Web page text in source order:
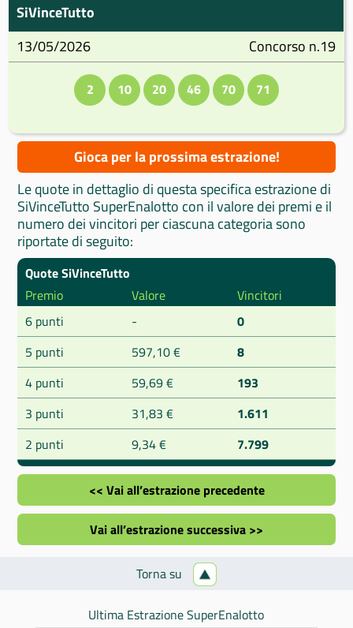
SiVinceTutto
13/05/2026
Concorso n.19
2 10 20 46 70 71
Gioca per la prossima estrazione!
Le quote in dettaglio di questa specifica estrazione di
SiVinceTutto SuperEnalotto con il valore dei premi e il
numero dei vincitori per ciascuna categoria sono
riportate di seguito:
Quote SiVinceTutto
Premio
Valore
Vincitori
6 punti
-
0
5 punti
597,10 €
8
4 punti
59,69 €
193
3 punti
31,83 €
1.611
2 punti
9,34 € 7.799
<< Vai all’estrazione precedente
Vai all’estrazione successiva >>
Torna su
Ultima Estrazione SuperEnalotto